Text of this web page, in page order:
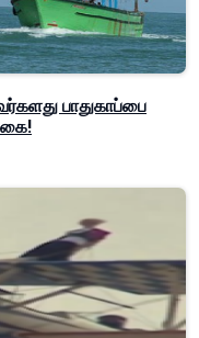
பாதுகாப்பை